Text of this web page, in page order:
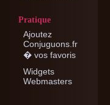
Pratique
Ajoutez
Conjuguons.fr
� vos favoris
Widgets
Webmasters